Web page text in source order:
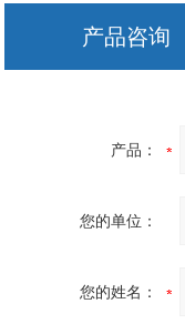
产品咨询
产品：
您的单位：
您的姓名：